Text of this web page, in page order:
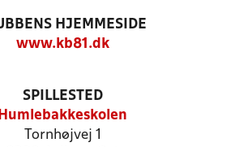
HJEMMESIDE
www.kb81.dk
SPILLESTED
Humlebakkeskolen
Tornhøjvej 1